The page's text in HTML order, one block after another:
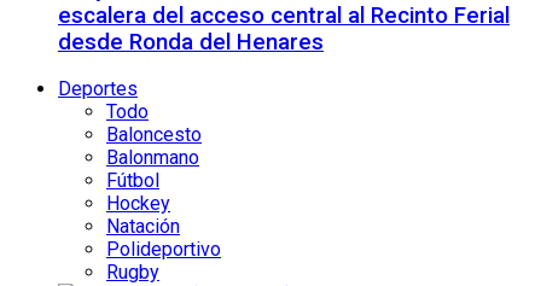
escalera del acceso central al Recinto Ferial
desde Ronda del Henares
Deportes
Todo
Baloncesto
Balonmano
Fútbol
Hockey
Natación
Polideportivo
Rugby